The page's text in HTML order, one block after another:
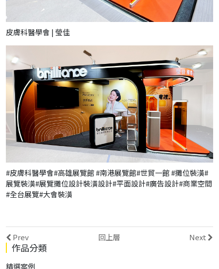
皮膚科醫學會 | 瑩佳
#皮膚科醫學會#高雄展覽館 #南港展覽館#世貿一館 #攤位裝潢#
展覽裝潢#展覽攤位設計裝潢設計#平面設計#廣告設計#商業空間
#全台展覽#大會裝潢
Prev 回上層 Next
作品分類
精選案例